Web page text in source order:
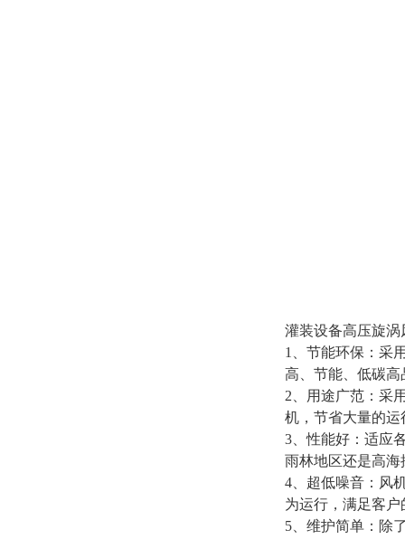
灌装设备高压旋涡
1、节能环保：采
高、节能、低碳
2、用途广范：采
机，节省大量的运
3、性能好：适应
雨林地区还是高
4、超低噪音：风
为运行，满足客
5、维护简单：除